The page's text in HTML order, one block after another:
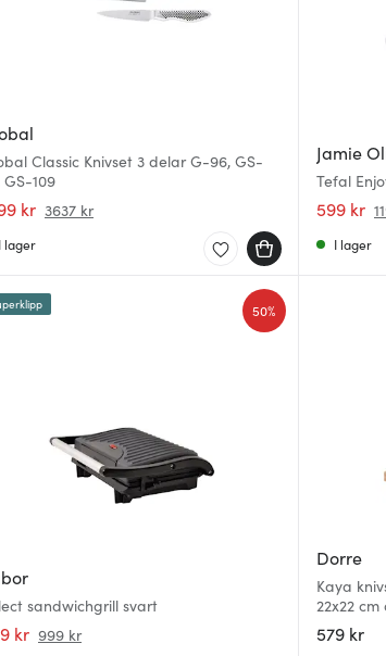
Classic Knivset 3 delar G-96, GS-
GS-109
kr 3637 kr
I lager
Jamie
Tefal
599 kr
I lager
sandwichgrill svart
kr 999 kr
50%
Dorre
Kaya
22x22
579 kr